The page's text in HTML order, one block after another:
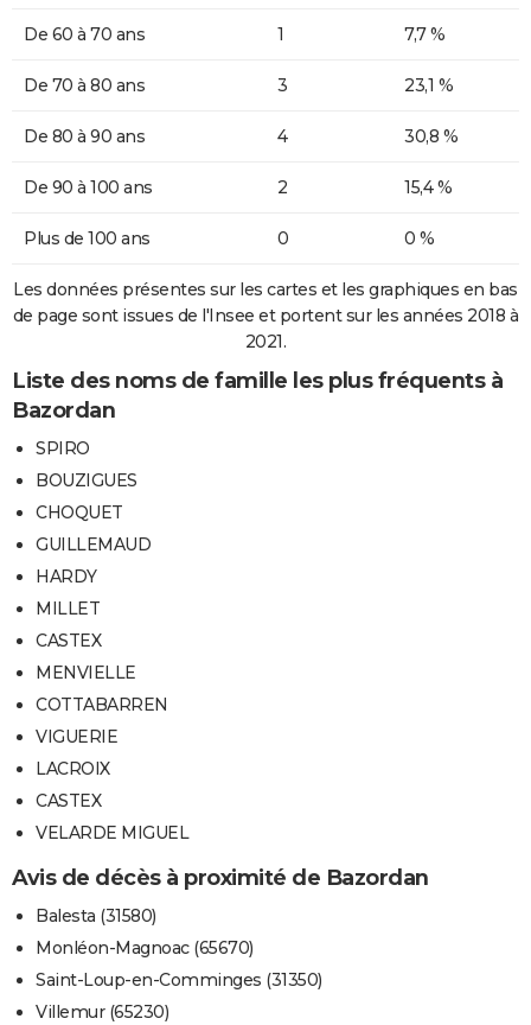
De 60 à 70 ans 1 7,7 %
De 70 à 80 ans 3 23,1 %
De 80 à 90 ans 4 30,8 %
De 90 à 100 ans 2 15,4 %
Plus de 100 ans 0 0 %
Les données présentes sur les cartes et les graphiques en bas
de page sont issues de l'Insee et portent sur les années 2018 à
2021.
Liste des noms de famille les plus fréquents à
Bazordan
SPIRO
BOUZIGUES
CHOQUET
GUILLEMAUD
HARDY
MILLET
CASTEX
MENVIELLE
COTTABARREN
VIGUERIE
LACROIX
CASTEX
VELARDE MIGUEL
Avis de décès à proximité de Bazordan
Balesta (31580)
Monléon-Magnoac (65670)
Saint-Loup-en-Comminges (31350)
Villemur (65230)